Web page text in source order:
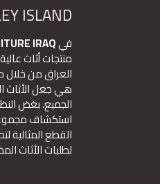
ISLAND
فيIRAQ
منتجات أثاث
العراق من خلال
هي جعل الأثاث
الجميع، بغض
استكشاف
القطع المثالية
لطلبات الأثاث